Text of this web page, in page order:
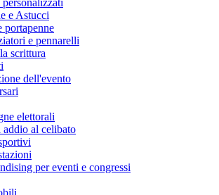
e Astucci
portapenne
e pennarelli
scrittura
dell'evento
elettorali
addio al celibato
per eventi e congressi